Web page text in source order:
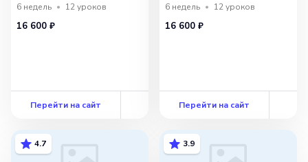
6 недель 12уроков
16 600 ₽
Перейти на сайт
6 недель 12уроков
16 600 ₽
Перейти на сайт
4.7 3.9